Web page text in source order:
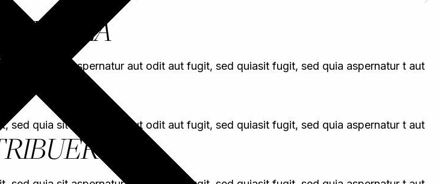
sed quia sit aspernatur aut odit aut fugit, sed quiasit fugit, sed quia aspernatur t aut
sed quia sit aspernatur aut odit aut fugit, sed quiasit fugit, sed quia aspernatur t aut